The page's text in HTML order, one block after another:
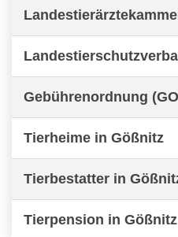
Gebührenordnung
Tierheime in Gößnitz
Tierbestatter in
Tierpension in Gößnitz